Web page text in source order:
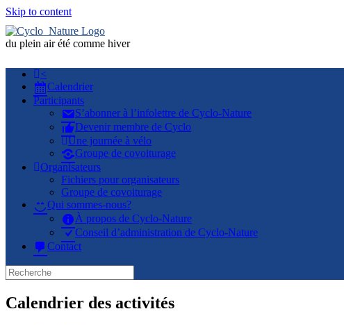
Skip to content
du plein air été comme hiver
<
Calendrier
Participants
S’abonner à l’infolettre de Cyclo-Nature
Devenir membre de Cyclo
Une journée à vélo
Groupe de covoiturage
Organisateurs
Fichiers pour organisateurs
Groupe de covoiturage
Qui sommes-nous?
À propos de Cyclo-Nature
Conseil d’administration de Cyclo-Nature
Contact
Calendrier des activités